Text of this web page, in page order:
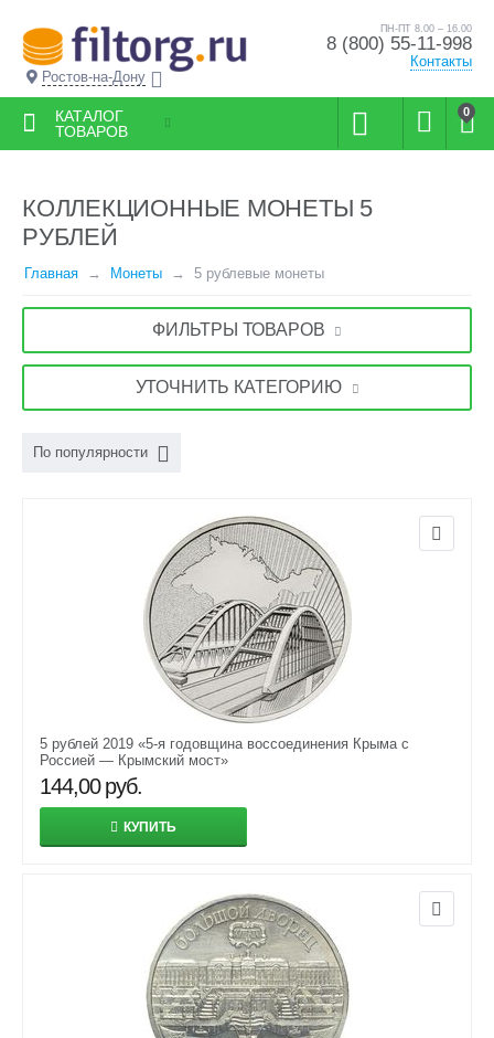
Ростов-на-Дону
ПН-ПТ 8.00 – 16.00
8 (800) 55-11-998
Контакты
0
КАТАЛОГ
ТОВАРОВ
КОЛЛЕКЦИОННЫЕ МОНЕТЫ 5
РУБЛЕЙ
Главная Монеты 5 рублевые монеты
ФИЛЬТРЫ ТОВАРОВ
УТОЧНИТЬ КАТЕГОРИЮ
По популярности
5 рублей 2019 «5-я годовщина воссоединения Крыма с
Россией — Крымский мост»
144,00 руб.
КУПИТЬ